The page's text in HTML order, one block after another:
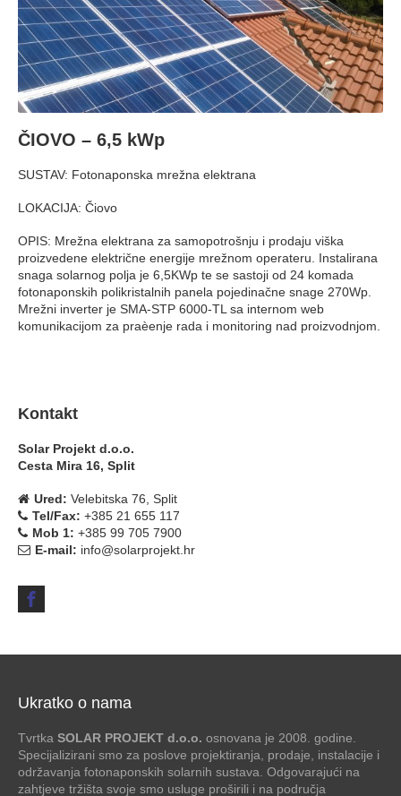
ČIOVO – 6,5 kWp
SUSTAV: Fotonaponska mrežna elektrana
LOKACIJA: Čiovo
OPIS: Mrežna elektrana za samopotrošnju i prodaju viška
proizvedene električne energije mrežnom operateru. Instalirana
snaga solarnog polja je 6,5KWp te se sastoji od 24 komada
fotonaponskih polikristalnih panela pojedinačne snage 270Wp.
Mrežni inverter je SMA-STP 6000-TL sa internom web
komunikacijom za praèenje rada i monitoring nad proizvodnjom.
Kontakt
Solar Projekt d.o.o.
Cesta Mira 16, Split
Ured: Velebitska 76, Split
Tel/Fax: +385 21 655 117
Mob 1: +385 99 705 7900
E-mail: info@solarprojekt.hr
Ukratko o nama
Tvrtka SOLAR PROJEKT d.o.o. osnovana je 2008. godine.
Specijalizirani smo za poslove projektiranja, prodaje, instalacije i
održavanja fotonaponskih solarnih sustava. Odgovarajući na
zahtjeve tržišta svoje smo usluge proširili i na područja